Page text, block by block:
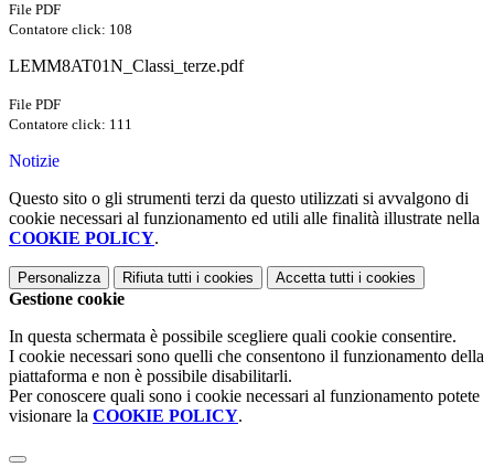
File PDF
Contatore click: 108
LEMM8AT01N_Classi_terze.pdf
File PDF
Contatore click: 111
Notizie
Questo sito o gli strumenti terzi da questo utilizzati si avvalgono di
cookie necessari al funzionamento ed utili alle finalità illustrate nella
COOKIE POLICY.
Personalizza Rifiuta tutti i cookies Accetta tutti i cookies
Gestione cookie
In questa schermata è possibile scegliere quali cookie consentire.
I cookie necessari sono quelli che consentono il funzionamento della
piattaforma e non è possibile disabilitarli.
Per conoscere quali sono i cookie necessari al funzionamento potete
visionare la COOKIE POLICY.